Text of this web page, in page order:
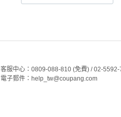
客服中心：0809-088-810 (免費) / 02-
電子郵件：help_tw@coupang.com